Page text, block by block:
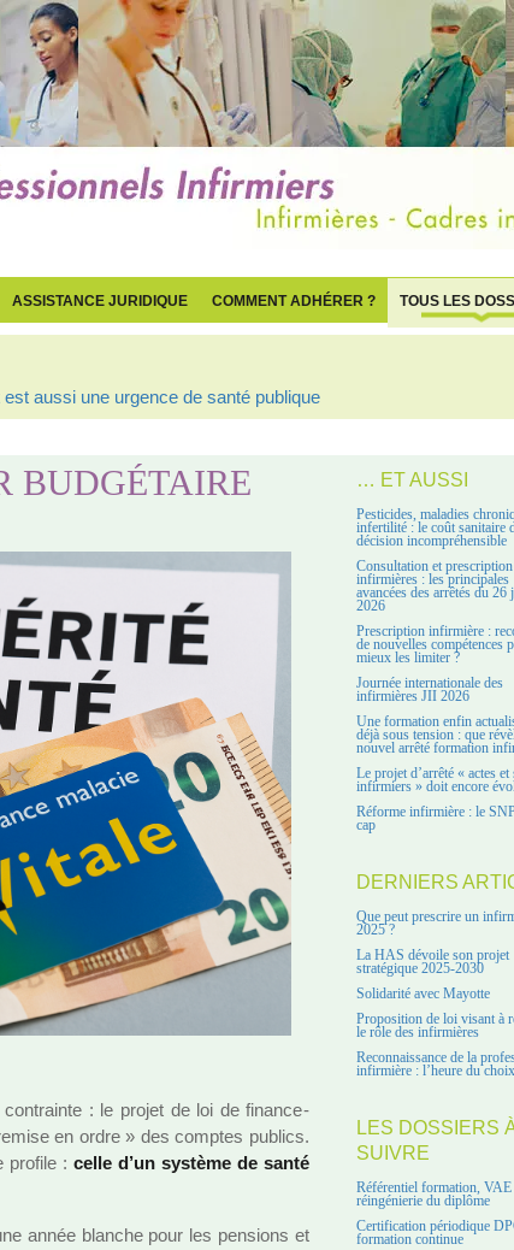
ASSISTANCE JURIDIQUE COMMENT ADHÉRER ? TOUS LES
aussi une urgence de santé publique
BUDGÉTAIRE
: le projet de loi de finan­ce­
en ordre » des comp­tes publics.
pro­file : celle d’un sys­tème de santé
année blan­che pour les pen­sions et
… ET AUSSI
Pesticides, maladies
infertilité : le coût sanitaire
décision incompréhensible
Consultation et prescription
infirmières : les principales
avancées des arrêtés du 26
2026
Prescription infirmière :
de nouvelles compétences
mieux les limiter ?
Journée internationale des
infirmières JII 2026
Une formation enfin
déjà sous tension : que
nouvel arrêté formation
Le projet d’arrêté « actes et
infirmiers » doit encore
Réforme infirmière : le
cap
DERNIERS
Que peut prescrire un
2025 ?
La HAS dévoile son projet
stratégique 2025-2030
Solidarité avec Mayotte
Proposition de loi visant à
le rôle des infirmières
Reconnaissance de la
infirmière : l’heure du choix
LES DOSSIERS
SUIVRE
Référentiel formation, VAE
réingénierie du diplôme
Certification périodique
formation continue